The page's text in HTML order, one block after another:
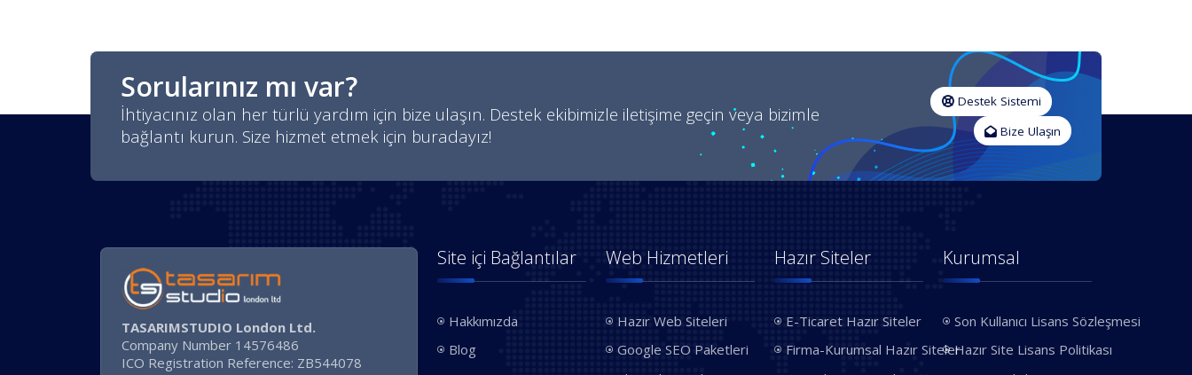
Sorularınız mı var?
İhtiyacınız olan her türlü yardım için bize ulaşın. Destek ekibimizle iletişime geçin veya bizimle
bağlantı kurun. Size hizmet etmek için buradayız!
Destek Sistemi
Bize Ulaşın
TASARIMSTUDIO London Ltd.
Company Number 14576486
ICO Registration Reference: ZB544078
Site içi Bağlantılar
Hakkımızda
Blog
Web Hizmetleri
Hazır Web Siteleri
Google SEO Paketleri
Hazır Siteler
E-Ticaret Hazır Siteler
Firma-Kurumsal Hazır Siteler
Kurumsal
Son Kullanıcı Lisans Sözleşmesi
Hazır Site Lisans Politikası